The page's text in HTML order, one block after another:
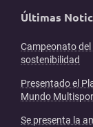
Últimas
Campeonato
sostenibilidad
Presentado el
Mundo
Se presenta la